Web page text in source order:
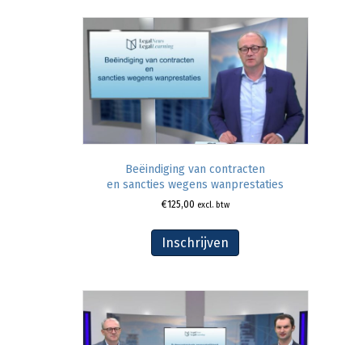
Beëindiging van contracten
en sancties wegens wanprestaties
€125,00 excl. btw
Inschrijven